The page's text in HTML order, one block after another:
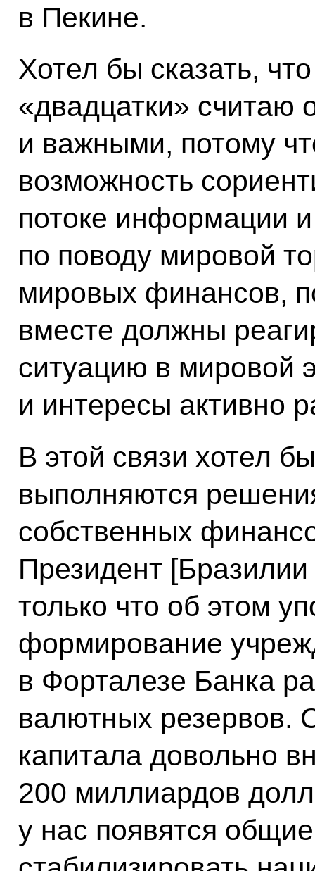
в Пекине.
Хотел бы сказать,
«двадцатки» считаю
и важными, потому
возможность
потоке информации
по поводу мировой
мировых финансов,
вместе должны
ситуацию в мировой
и интересы активно
В этой связи хотел
выполняются
собственных
Президент [Бразилии
только что об этом
формирование
в Форталезе Банка
валютных резервов.
капитала довольно
200 миллиардов
у нас появятся